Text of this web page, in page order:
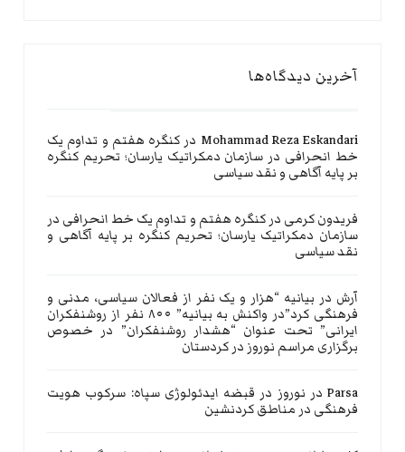
آخرین دیدگاه‌ها
Mohammad Reza Eskandari در کنگره هفتم و تداوم یک
خط انحرافی در سازمان دمکراتیک یارسان؛ تحریم کنگره
بر پایه آگاهی و نقد سیاسی
فریدون کرمی درکنگره هفتم و تداوم یک خط انحرافی در
سازمان دمکراتیک یارسان؛ تحریم کنگره بر پایه آگاهی و
نقد سیاسی
آرش در بیانیه “هزار و یک نفر از فعالان سیاسی، مدنی و
فرهنگی کرد”در واکنش به بیانیه” ۸۰۰ نفر از روشنفکران
ایرانی” تحت عنوان “هشدار روشنفکران” در خصوص
برگزاری مراسم نوروز در کردستان
Parsa در نوروز در قبضه ایدئولوژی سپاه: سرکوب هویت
فرهنگی در مناطق کردنشین